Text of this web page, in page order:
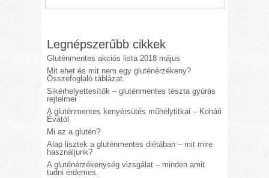
Legnépszerűbb cikkek
Gluténmentes akciós lista 2018 május
Mit ehet és mit nem egy gluténérzékeny?
Összefoglaló táblázat.
Sikérhelyettesítők – gluténmentes tészta gyúrás
rejtelmei
A gluténmentes kenyérsütés műhelytitkai – Kohári
Évától
Mi az a glutén?
Alap lisztek a gluténmentes diétában – mit mire
használjunk?
A gluténérzékenység vizsgálat – minden amit
tudni érdemes.